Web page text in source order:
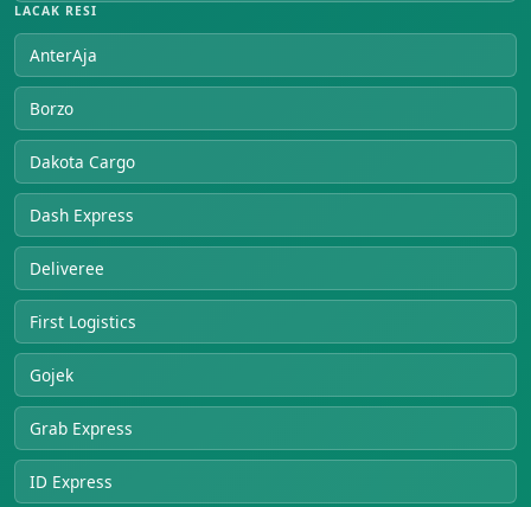
LACAK RESI
AnterAja
Borzo
Dakota Cargo
Dash Express
Deliveree
First Logistics
Gojek
Grab Express
ID Express